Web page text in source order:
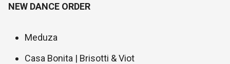
NEW DANCE ORDER
Meduza
Casa Bonita | Brisotti & Viot